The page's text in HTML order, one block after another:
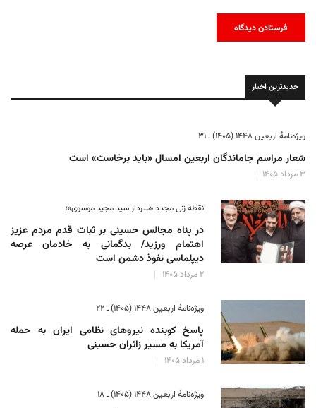
جدیدترین اخبار
ویژه‌نامهٔ اربعین ۱۴۴۸ (۱۴۰۵) ـ ۳۱
شعار مراسم جاماندگان اربعین امسال «باید برخاست» است
۳ مرداد ۱۴۰۵
نقطه زنی مجدد «سردار سید مجید موسوی»؛
در پناه مجالس حسینی بر ثبات‌ قدم مردم عزیز
اهتمام ورزید/ بدگمانی به خادمان عرصه
دیپلماسی نفوذ دشمن است
۲ مرداد ۱۴۰۵
ویژه‌نامهٔ اربعین ۱۴۴۸ (۱۴۰۵) ـ ۲۲
پاسخ کوبنده نیروهای نظامی ایران به حمله
آمریکا به مسیر زائران حسینی
۱ مرداد ۱۴۰۵
ویژه‌نامهٔ اربعین ۱۴۴۸ (۱۴۰۵) ـ ۱۸